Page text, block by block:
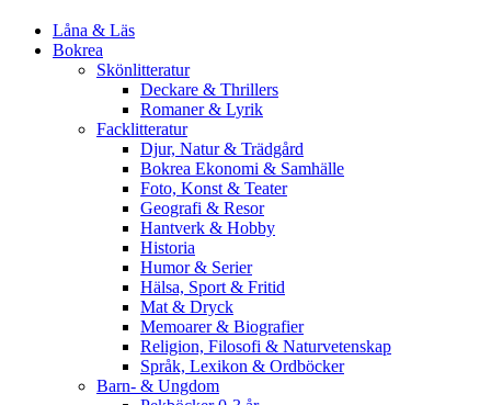
Låna & Läs
Bokrea
Skönlitteratur
Deckare & Thrillers
Romaner & Lyrik
Facklitteratur
Djur, Natur & Trädgård
Bokrea Ekonomi & Samhälle
Foto, Konst & Teater
Geografi & Resor
Hantverk & Hobby
Historia
Humor & Serier
Hälsa, Sport & Fritid
Mat & Dryck
Memoarer & Biografier
Religion, Filosofi & Naturvetenskap
Språk, Lexikon & Ordböcker
Barn- & Ungdom